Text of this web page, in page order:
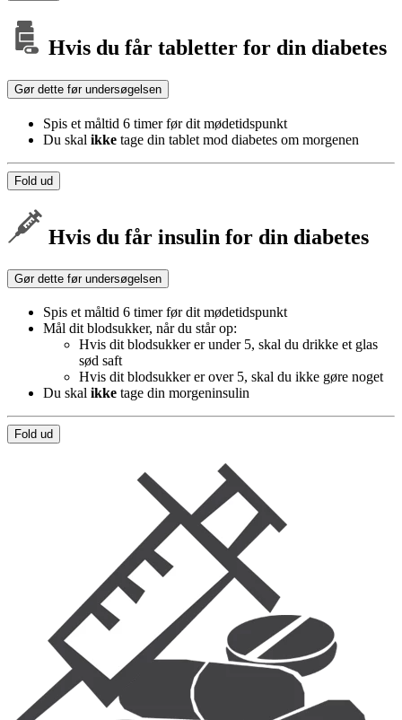
Hvis du får tabletter for din diabetes
Gør dette før undersøgelsen
Spis et måltid 6 timer før dit mødetidspunkt
Du skal ikke tage din tablet mod diabetes om morgenen
Fold ud
Hvis du får insulin for din diabetes
Gør dette før undersøgelsen
Spis et måltid 6 timer før dit mødetidspunkt
Mål dit blodsukker, når du står op:
Hvis dit blodsukker er under 5, skal du drikke et glas
sød saft
Hvis dit blodsukker er over 5, skal du ikke gøre noget
Du skal ikke tage din morgeninsulin
Fold ud